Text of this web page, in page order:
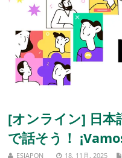
[オンライン] 日本
で話そう！
ESJAPON 18, 11月, 2025